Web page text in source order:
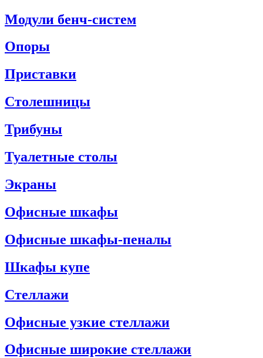
Модули бенч-систем
Опоры
Приставки
Столешницы
Трибуны
Туалетные столы
Экраны
Офисные шкафы
Офисные шкафы-пеналы
Шкафы купе
Стеллажи
Офисные узкие стеллажи
Офисные широкие стеллажи